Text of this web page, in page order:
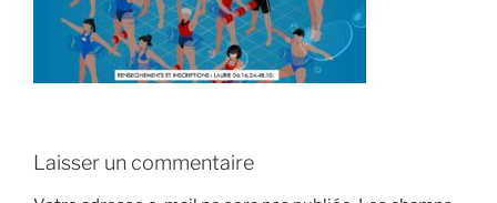
Laisser un commentaire